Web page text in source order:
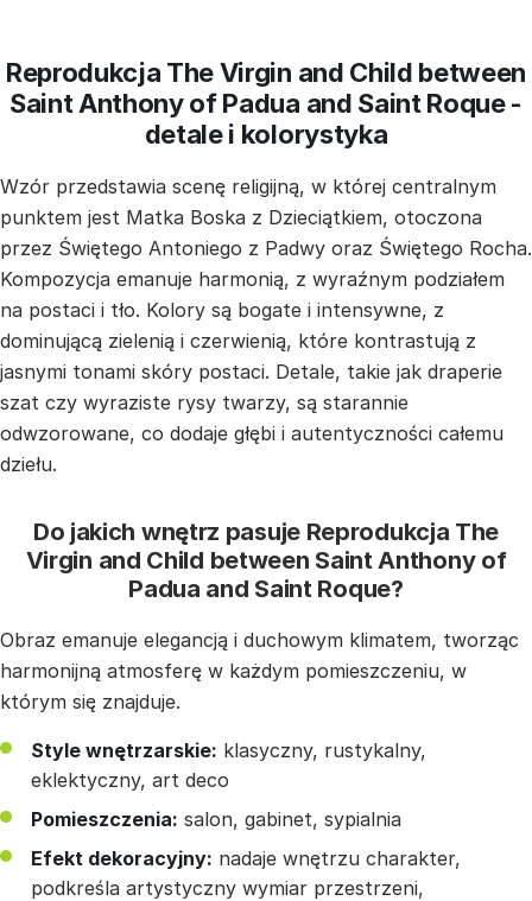
Reprodukcja The Virgin and Child between
Saint Anthony of Padua and Saint Roque -
detale i kolorystyka
Wzór przedstawia scenę religijną, w której centralnym
punktem jest Matka Boska z Dzieciątkiem, otoczona
przez Świętego Antoniego z Padwy oraz Świętego Rocha.
Kompozycja emanuje harmonią, z wyraźnym podziałem
na postaci i tło. Kolory są bogate i intensywne, z
dominującą zielenią i czerwienią, które kontrastują z
jasnymi tonami skóry postaci. Detale, takie jak draperie
szat czy wyraziste rysy twarzy, są starannie
odwzorowane, co dodaje głębi i autentyczności całemu
dziełu.
Do jakich wnętrz pasuje Reprodukcja The
Virgin and Child between Saint Anthony of
Padua and Saint Roque?
Obraz emanuje elegancją i duchowym klimatem, tworząc
harmonijną atmosferę w każdym pomieszczeniu, w
którym się znajduje.
Style wnętrzarskie: klasyczny, rustykalny,
eklektyczny, art deco
Pomieszczenia: salon, gabinet, sypialnia
Efekt dekoracyjny: nadaje wnętrzu charakter,
podkreśla artystyczny wymiar przestrzeni,